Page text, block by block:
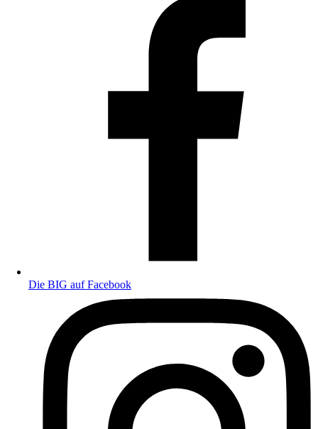
Die BIG auf Facebook